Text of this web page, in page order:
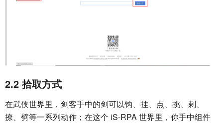
2.2 拾取方式
在武侠世界里，剑客手中的剑可以钩、挂、点、挑、剌、
撩、劈等一系列动作；在这个 iS-RPA 世界里，你手中组件